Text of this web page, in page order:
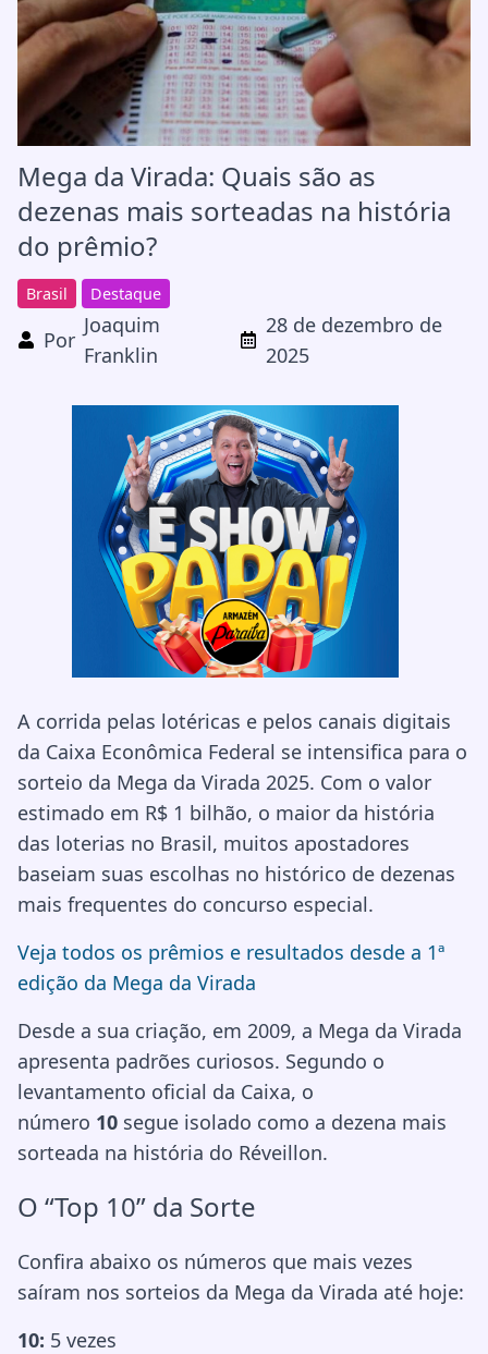
Mega da Virada: Quais são as
dezenas mais sorteadas na história
do prêmio?
Brasil Destaque
Por
Joaquim
Franklin
28 de dezembro de
2025
A corrida pelas lotéricas e pelos canais digitais
da Caixa Econômica Federal se intensifica para o
sorteio da Mega da Virada 2025. Com o valor
estimado em R$ 1 bilhão, o maior da história
das loterias no Brasil, muitos apostadores
baseiam suas escolhas no histórico de dezenas
mais frequentes do concurso especial.
Veja todos os prêmios e resultados desde a 1ª
edição da Mega da Virada
Desde a sua criação, em 2009, a Mega da Virada
apresenta padrões curiosos. Segundo o
levantamento oficial da Caixa, o
número 10 segue isolado como a dezena mais
sorteada na história do Réveillon.
O “Top 10” da Sorte
Confira abaixo os números que mais vezes
saíram nos sorteios da Mega da Virada até hoje:
10: 5 vezes